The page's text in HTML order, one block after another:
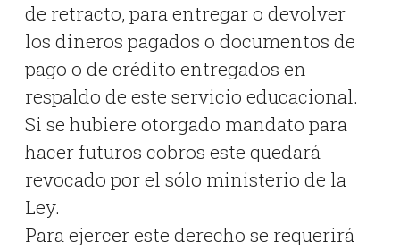
de retracto, para entregar o devolver
los dineros pagados o documentos de
pago o de crédito entregados en
respaldo de este servicio educacional.
Si se hubiere otorgado mandato para
hacer futuros cobros este quedará
revocado por el sólo ministerio de la
Ley.
Para ejercer este derecho se requerirá